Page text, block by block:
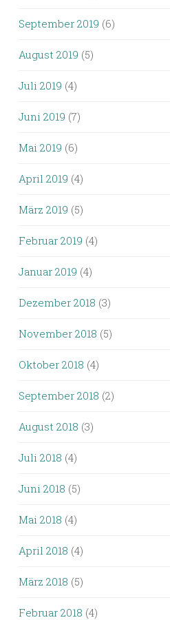
September 2019 (6)
August 2019 (5)
Juli 2019 (4)
Juni 2019 (7)
Mai 2019 (6)
April 2019 (4)
März 2019 (5)
Februar 2019 (4)
Januar 2019 (4)
Dezember 2018 (3)
November 2018 (5)
Oktober 2018 (4)
September 2018 (2)
August 2018 (3)
Juli 2018 (4)
Juni 2018 (5)
Mai 2018 (4)
April 2018 (4)
März 2018 (5)
Februar 2018 (4)